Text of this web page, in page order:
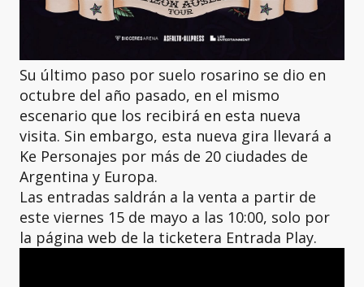
Su último paso por suelo rosarino se dio en
octubre del año pasado, en el mismo
escenario que los recibirá en esta nueva
visita. Sin embargo, esta nueva gira llevará a
Ke Personajes por más de 20 ciudades de
Argentina y Europa.
Las entradas saldrán a la venta a partir de
este viernes 15 de mayo a las 10:00, solo por
la página web de la ticketera Entrada Play.